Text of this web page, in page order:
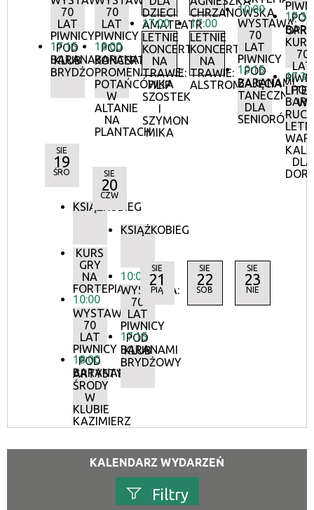
70
LAT
PIWNICY
POD
BARANAMI
17:15
KLUB
BRYDŻOWY
70
LAT
PIWNICY
POD
BARANAMI
18:00
KONCERTY
PROMENADOWE:
POTAŃCÓWKA
W
ALTANIE
NA
PLANTACH
DZIECI:
AMATEATR
17:00
LETNIE
KONCERTY
NA
TRAWIE:
FILIP
SZOSTEK
I
SZYMON
MIKA
CHRZANOWSKA
17:00
LETNIE
KONCERTY
NA
TRAWIE:
ALSTROMERIE
10:00
WYSTAWA:
70
LAT
PIWNICY
POD
BARANAMI
10:15
ZAJĘCIA
TANECZNE
DLA
SENIORÓW
POD
17:30
70
LAT
POD
17:30
W
DLA
SIE
19
ŚRO
KSIĄŻKOBIEG
KURS
GRY
NA
FORTEPIANIE
10:00
WYSTAWA:
70
LAT
PIWNICY
POD
BARANAMI
18:00
ARTYSTYCZNE
ŚRODY
W
KLUBIE
KAZIMIERZ
SIE
20
CZW
KSIĄŻKOBIEG
10:00
WYSTAWA:
70
LAT
PIWNICY
POD
BARANAMI
17:15
KLUB
BRYDŻOWY
SIE
21
PIĄ
SIE
22
SOB
SIE
23
NIE
KALENDARZ WYDARZEŃ
Filtry